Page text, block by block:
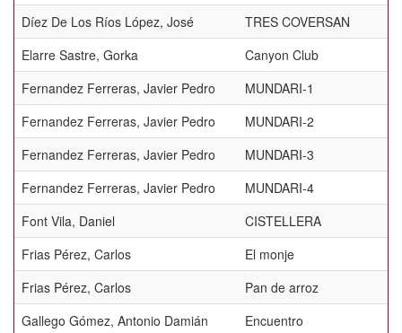
Díez De Los Ríos López, José
TRES COVERSAN
Elarre Sastre, Gorka
Canyon Club
Fernandez Ferreras, Javier Pedro
MUNDARI-1
Fernandez Ferreras, Javier Pedro
MUNDARI-2
Fernandez Ferreras, Javier Pedro
MUNDARI-3
Fernandez Ferreras, Javier Pedro
MUNDARI-4
Font Vila, Daniel
CISTELLERA
Frias Pérez, Carlos
El monje
Frias Pérez, Carlos
Pan de arroz
Gallego Gómez, Antonio Damián
Encuentro